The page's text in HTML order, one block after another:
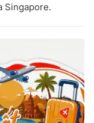
Singapore.